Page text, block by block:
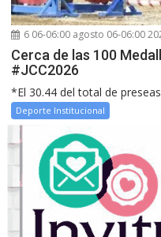
6 06-06:00 agosto 06-06:00
Cerca de las 100
#JCC2026
*El 30.44 del total de
Deporte Institucional